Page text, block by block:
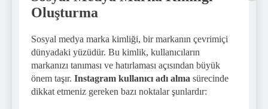
Oluşturma
Sosyal medya marka kimliği, bir markanın çevrimiçi
dünyadaki yüzüdür. Bu kimlik, kullanıcıların
markanızı tanıması ve hatırlaması açısından büyük
önem taşır. Instagram kullanıcı adı alma sürecinde
dikkat etmeniz gereken bazı noktalar şunlardır: